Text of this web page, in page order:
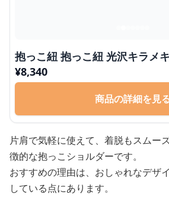
抱っこ紐 抱っこ紐 光沢キラメ
¥8,340
商品の詳細を見
片肩で気軽に使えて、着脱もスムー
徴的な抱っこショルダーです。
おすすめの理由は、おしゃれなデザ
している点にあります。